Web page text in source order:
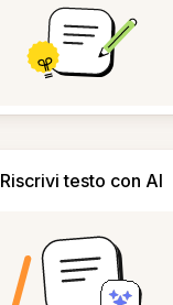
Riscrivi testo con AI